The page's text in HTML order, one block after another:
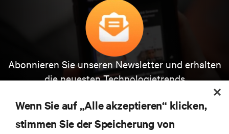
Abonnieren Sie unseren Newsletter und erhalten
die neuesten Technologietrends
Themen der Branche, mit aktuellen Diskussionen
und Einblicken von Experten in das
Rechenzentrums- und Infrastrukturmanagement.
Wenn Sie auf „Alle akzeptieren“ klicken,
stimmen Sie der Speicherung von